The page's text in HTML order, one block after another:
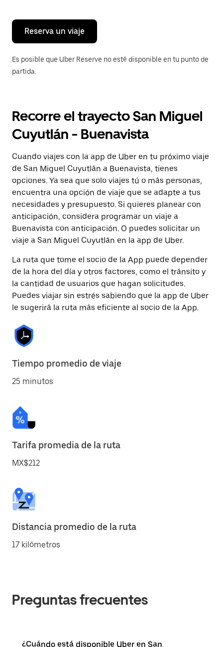
calendario.
Reserva un viaje
Es posible que Uber Reserve no esté disponible en tu punto de
partida.
Recorre el trayecto San Miguel
Cuyutlán - Buenavista
Cuando viajes con la app de Uber en tu próximo viaje
de San Miguel Cuyutlán a Buenavista, tienes
opciones. Ya sea que solo viajes tú o más personas,
encuentra una opción de viaje que se adapte a tus
necesidades y presupuesto. Si quieres planear con
anticipación, considera programar un viaje a
Buenavista con anticipación. O puedes solicitar un
viaje a San Miguel Cuyutlán en la app de Uber.
La ruta que tome el socio de la App puede depender
de la hora del día y otros factores, como el tránsito y
la cantidad de usuarios que hagan solicitudes.
Puedes viajar sin estrés sabiendo que la app de Uber
le sugerirá la ruta más eficiente al socio de la App.
Tiempo promedio de viaje
25 minutos
Tarifa promedia de la ruta
MX$212
Distancia promedio de la ruta
17 kilómetros
Preguntas frecuentes
¿Cuándo está disponible Uber en San